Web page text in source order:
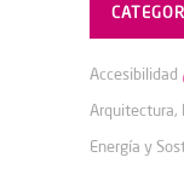
Accesibilidad
Arquitectura,
Energía y